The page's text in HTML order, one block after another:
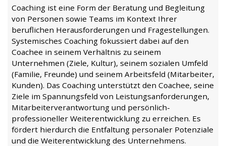
Coaching ist eine Form der Beratung und Begleitung
von Personen sowie Teams im Kontext Ihrer
beruflichen Herausforderungen und Fragestellungen.
Systemisches Coaching fokussiert dabei auf den
Coachee in seinem Verhältnis zu seinem
Unternehmen (Ziele, Kultur), seinem sozialen Umfeld
(Familie, Freunde) und seinem Arbeitsfeld (Mitarbeiter,
Kunden). Das Coaching unterstützt den Coachee, seine
Ziele im Spannungsfeld von Leistungsanforderungen,
Mitarbeiterverantwortung und persönlich-
professioneller Weiterentwicklung zu erreichen. Es
fördert hierdurch die Entfaltung personaler Potenziale
und die Weiterentwicklung des Unternehmens.